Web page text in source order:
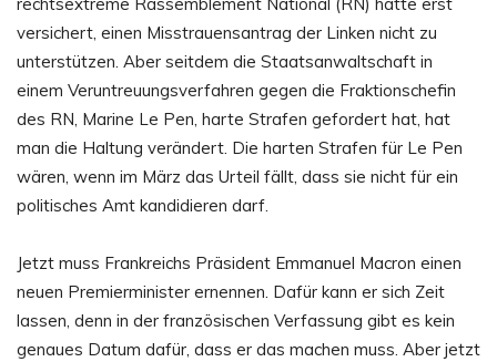
rechtsextreme Rassemblement National (RN) hatte erst
versichert, einen Misstrauensantrag der Linken nicht zu
unterstützen. Aber seitdem die Staatsanwaltschaft in
einem Veruntreuungsverfahren gegen die Fraktionschefin
des RN, Marine Le Pen, harte Strafen gefordert hat, hat
man die Haltung verändert. Die harten Strafen für Le Pen
wären, wenn im März das Urteil fällt, dass sie nicht für ein
politisches Amt kandidieren darf.
Jetzt muss Frankreichs Präsident Emmanuel Macron einen
neuen Premierminister ernennen. Dafür kann er sich Zeit
lassen, denn in der französischen Verfassung gibt es kein
genaues Datum dafür, dass er das machen muss. Aber jetzt